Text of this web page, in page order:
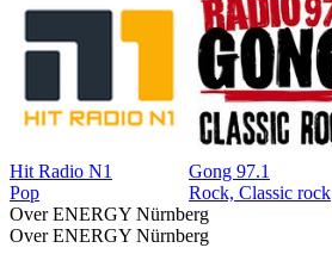
Hit Radio N1
Pop
Gong 97.1
Rock, Classic rock
Over ENERGY Nürnberg
Over ENERGY Nürnberg